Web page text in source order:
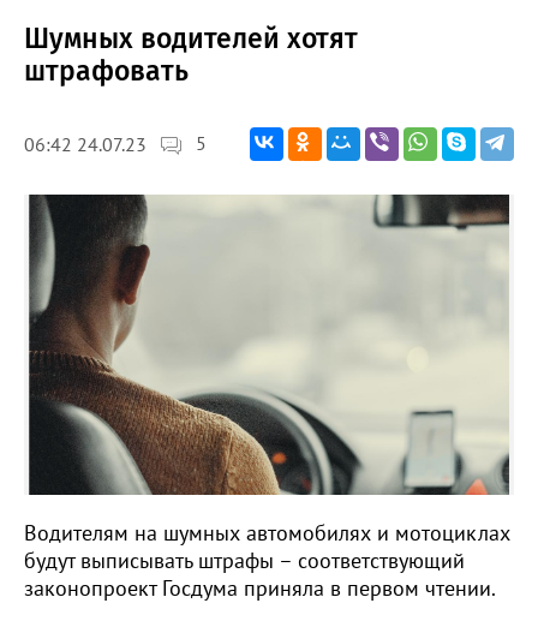
Шумных водителей хотят
штрафовать
06:42 24.07.23 5
Водителям на шумных автомобилях и мотоциклах
будут выписывать штрафы – соответствующий
законопроект Госдума приняла в первом чтении.